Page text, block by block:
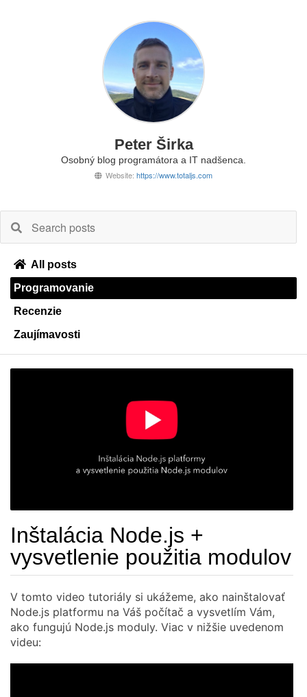
Peter Širka
Osobný blog programátora a IT nadšenca.
Website: https://www.totaljs.com
All posts
Programovanie
Recenzie
Zaujímavosti
Inštalácia Node.js +
vysvetlenie použitia modulov
V tomto video tutoriály si ukážeme, ako nainštalovať
Node.js platformu na Váš počítač a vysvetlím Vám,
ako fungujú Node.js moduly. Viac v nižšie uvedenom
videu: